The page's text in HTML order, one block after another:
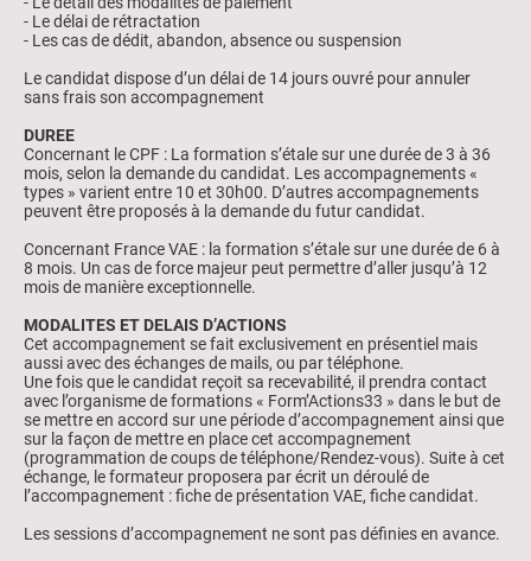
- Le délai de rétractation
- Les cas de dédit, abandon, absence ou suspension
Le candidat dispose d’un délai de 14 jours ouvré pour annuler
sans frais son accompagnement
DUREE
Concernant le CPF : La formation s’étale sur une durée de 3 à 36
mois, selon la demande du candidat. Les accompagnements «
types » varient entre 10 et 30h00. D’autres accompagnements
peuvent être proposés à la demande du futur candidat.
Concernant France VAE : la formation s’étale sur une durée de 6 à
8 mois. Un cas de force majeur peut permettre d’aller jusqu’à 12
mois de manière exceptionnelle.
MODALITES ET DELAIS D’ACTIONS
Cet accompagnement se fait exclusivement en présentiel mais
aussi avec des échanges de mails, ou par téléphone.
Une fois que le candidat reçoit sa recevabilité, il prendra contact
avec l’organisme de formations « Form’Actions33 » dans le but de
se mettre en accord sur une période d’accompagnement ainsi que
sur la façon de mettre en place cet accompagnement
(programmation de coups de téléphone/Rendez-vous). Suite à cet
échange, le formateur proposera par écrit un déroulé de
l’accompagnement : fiche de présentation VAE, fiche candidat.
Les sessions d’accompagnement ne sont pas définies en avance.